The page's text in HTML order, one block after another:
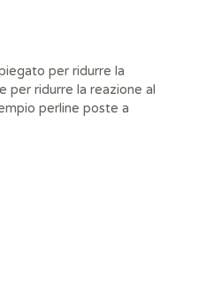
per ridurre la
per ridurre la reazione al
perline poste a